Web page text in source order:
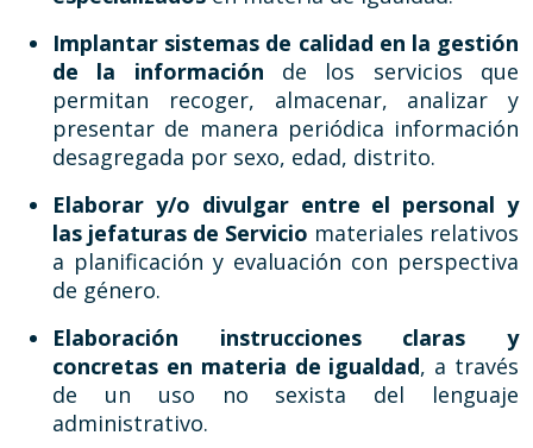
Implantar sistemas de calidad en la gestión
de la información de los servicios que
permitan recoger, almacenar, analizar y
presentar de manera periódica información
desagregada por sexo, edad, distrito.
Elaborar y/o divulgar entre el personal y
las jefaturas de Servicio materiales relativos
a planificación y evaluación con perspectiva
de género.
Elaboración instrucciones claras y
concretas en materia de igualdad, a través
de un uso no sexista del lenguaje
administrativo.